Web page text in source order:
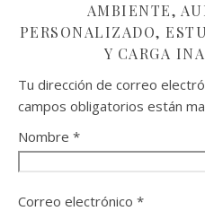
AMBIENTE,
PERSONALIZADO,
Y CARGA
Tu dirección de correo
campos obligatorios están
Nombre *
Correo electrónico *